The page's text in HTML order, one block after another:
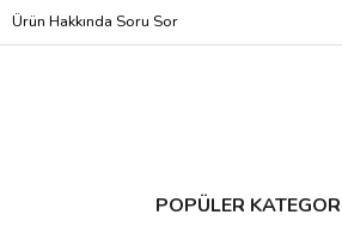
Ürün Hakkında Soru Sor
POPÜLER